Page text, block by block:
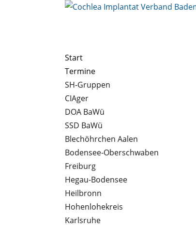
Start
Termine
SH-Gruppen
CIAger
DOA BaWü
SSD BaWü
Blechöhrchen Aalen
Bodensee-Oberschwaben
Freiburg
Hegau-Bodensee
Heilbronn
Hohenlohekreis
Karlsruhe